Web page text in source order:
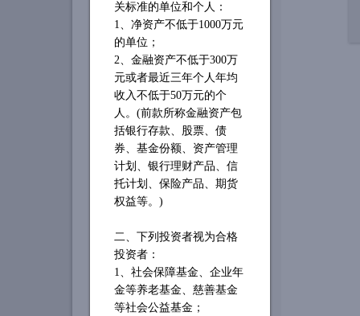
关标准的单位和个人：
1、净资产不低于1000万元
的单位；
2、金融资产不低于300万
元或者最近三年个人年均
收入不低于50万元的个
人。(前款所称金融资产包
括银行存款、股票、债
券、基金份额、资产管理
计划、银行理财产品、信
托计划、保险产品、期货
权益等。)
二、下列投资者视为合格
投资者：
1、社会保障基金、企业年
金等养老基金、慈善基金
等社会公益基金；